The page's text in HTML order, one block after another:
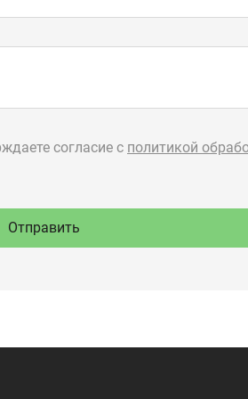
777
71
спецтехники